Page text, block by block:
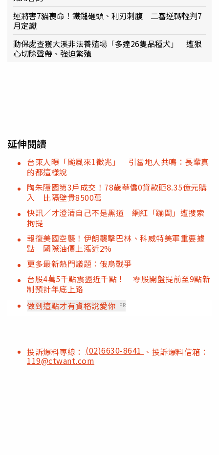
運將害7貓喪命！鐵鎚砸頭、利刃刺腹 二審逆轉輕判7
月定讞
動保處查獲大溪非法養殖場「多達26隻品種犬」 遭狠
心切除聲帶、強迫繁殖
延伸閱讀
台東人曝「颱風來1徵兆」 引當地人共鳴：長輩真
的都這樣說
陶朱隱園第3戶成交！78歲華僑0貸款砸8.35億元購
入 比隔壁貴8500萬
快訊／才澄清自己不是黑道 網紅「蹦闆」遭搜索
拘提
報復美國空襲！伊朗襲擊巴林、科威特美軍重要據
點 國際油價上漲近2%
更多最新熱門議題：俄烏戰爭
台股4萬5千點震盪近千點！ 零股開盤提前至9點新
制預計年底上路
做到這點才有資格說愛你 PR
投訴爆料專線： (02)6630-8641 、投訴爆料信箱：
119@ctwant.com